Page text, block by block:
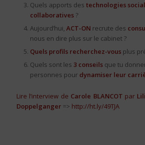
Quels apports des technologies
collaboratives?
Aujourd’hui, ACT-ON recrute des
nous en dire plus sur le cabinet ?
Quels profils recherchez-vousplus
Quels sont les 3 conseilsque tu
personnes pour dynamiser leur
Lire l’interview de Carole BLANCOT par
Doppelganger => http://ht.ly/49TJA